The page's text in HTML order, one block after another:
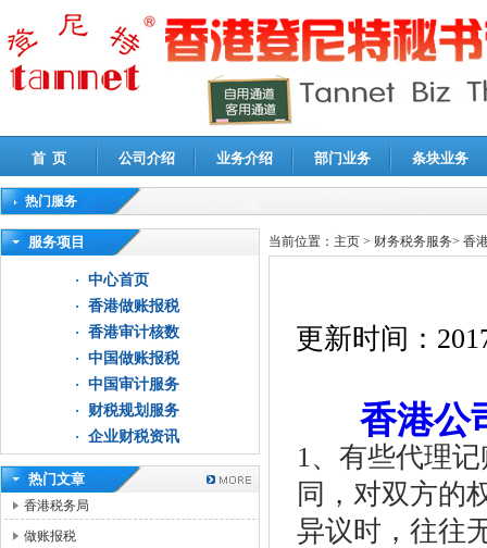
首 页 公司介绍 业务介绍 部门业务 条块业务
热门服务
高新技术企业认定审计|企业所得税汇算清缴申报鉴证
服务项目
中心首页
香港做账报税
香港审计核数
中国做账报税
中国审计服务
财税规划服务
企业财税资讯
热门文章
香港税务局
做账报税
当前位置： 主页 > 财务税务服务> 香
更新时间：
香港公
1、有些代理
同，对双方的
异议时，往往